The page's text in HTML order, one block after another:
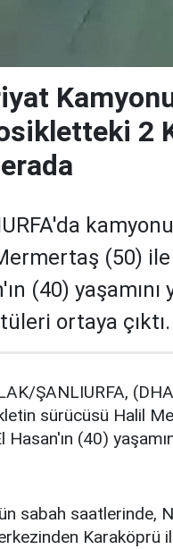
2
(50) ile
(40)
ortaya çıktı.
ŞANLIURFA,
sürücüsü Halil
Hasan'ın (40)
sabah saatlerinde,
Karaköprü